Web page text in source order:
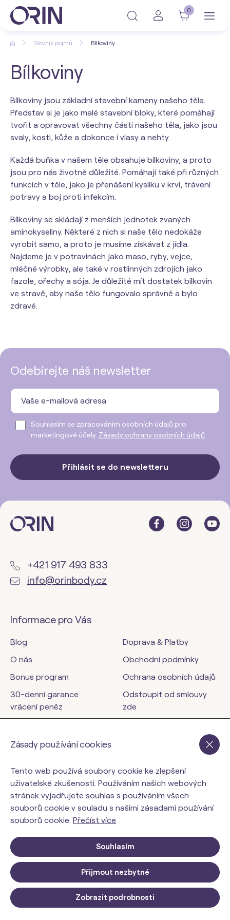
0
Slovník pojmů Bílkoviny
Bílkoviny
Bílkoviny jsou základní stavební kameny našeho těla.
Představ si je jako malé stavební bloky, které pomáhají
tvořit a opravovat všechny části našeho těla, jako jsou
svaly, kosti, kůže a dokonce i vlasy a nehty.
Každá buňka v našem těle obsahuje bílkoviny, a proto
jsou pro nás životně důležité. Pomáhají také při různých
funkcích v těle, jako je přenášení kyslíku v krvi, trávení
potravy a boj proti infekcím.
Bílkoviny se skládají z menších jednotek zvaných
aminokyseliny. Některé z nich si naše tělo nedokáže
vyrobit samo, a proto je musíme získávat z jídla.
Najdeme je v potravinách jako maso, ryby, vejce,
mléčné výrobky, ale také v rostlinných zdrojích jako
fazole, ořechy a sója. Je důležité mít dostatek bílkovin
ve stravě, aby naše tělo fungovalo správně a bylo
zdravé.
Odebírejte náš newsletter
Souhlasím se zpracováním osobních údajů pro
marketingové účely. Zásady ochrany osobních údajů
Přihlásit se do newsletteru
+421 917 493 833
info@orinbody.cz
Informace pro Vás
Blog
O nás
Bonus program
30-denní garance
vrácení peněz
Doprava & Platby
Obchodní podmínky
Ochrana osobních údajů
Odstoupit od smlouvy
zde
orinbody.cz
© 2026 ORIN Slovakia, s.r.o.. Všechna práva vyhrazena.
Upravit nastavení Cookies
Web design: MARLOW DESIGN
Zásady používání cookies
Tento web používá soubory cookie ke zlepšení
uživatelské zkušenosti. Používáním našich webových
stránek vyjadřujete souhlas s používáním všech
souborů cookie v souladu s našimi zásadami používání
souborů cookie. Přečíst více
Souhlasím
Přijmout nezbytné
Zobrazit podrobnosti